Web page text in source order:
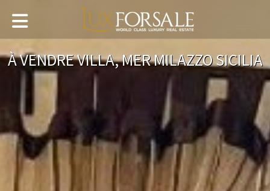
À VENDRE VILLA, MER MILAZZO SICILIA